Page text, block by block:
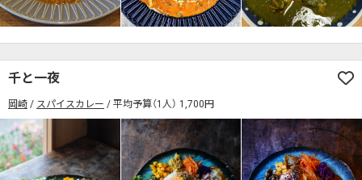
千と一夜
岡崎 スパイスカレー 平均予算（1人） 1,700円